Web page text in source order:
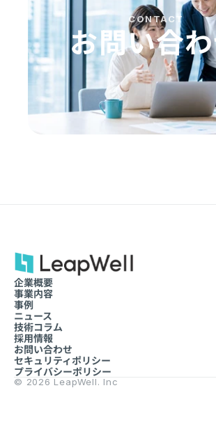
CONTACT
お問い合
企業概要
事業内容
事例
ニュース
技術コラム
採用情報
お問い合わせ
セキュリティポリシー
プライバシーポリシー
© 2026 LeapWell. Inc